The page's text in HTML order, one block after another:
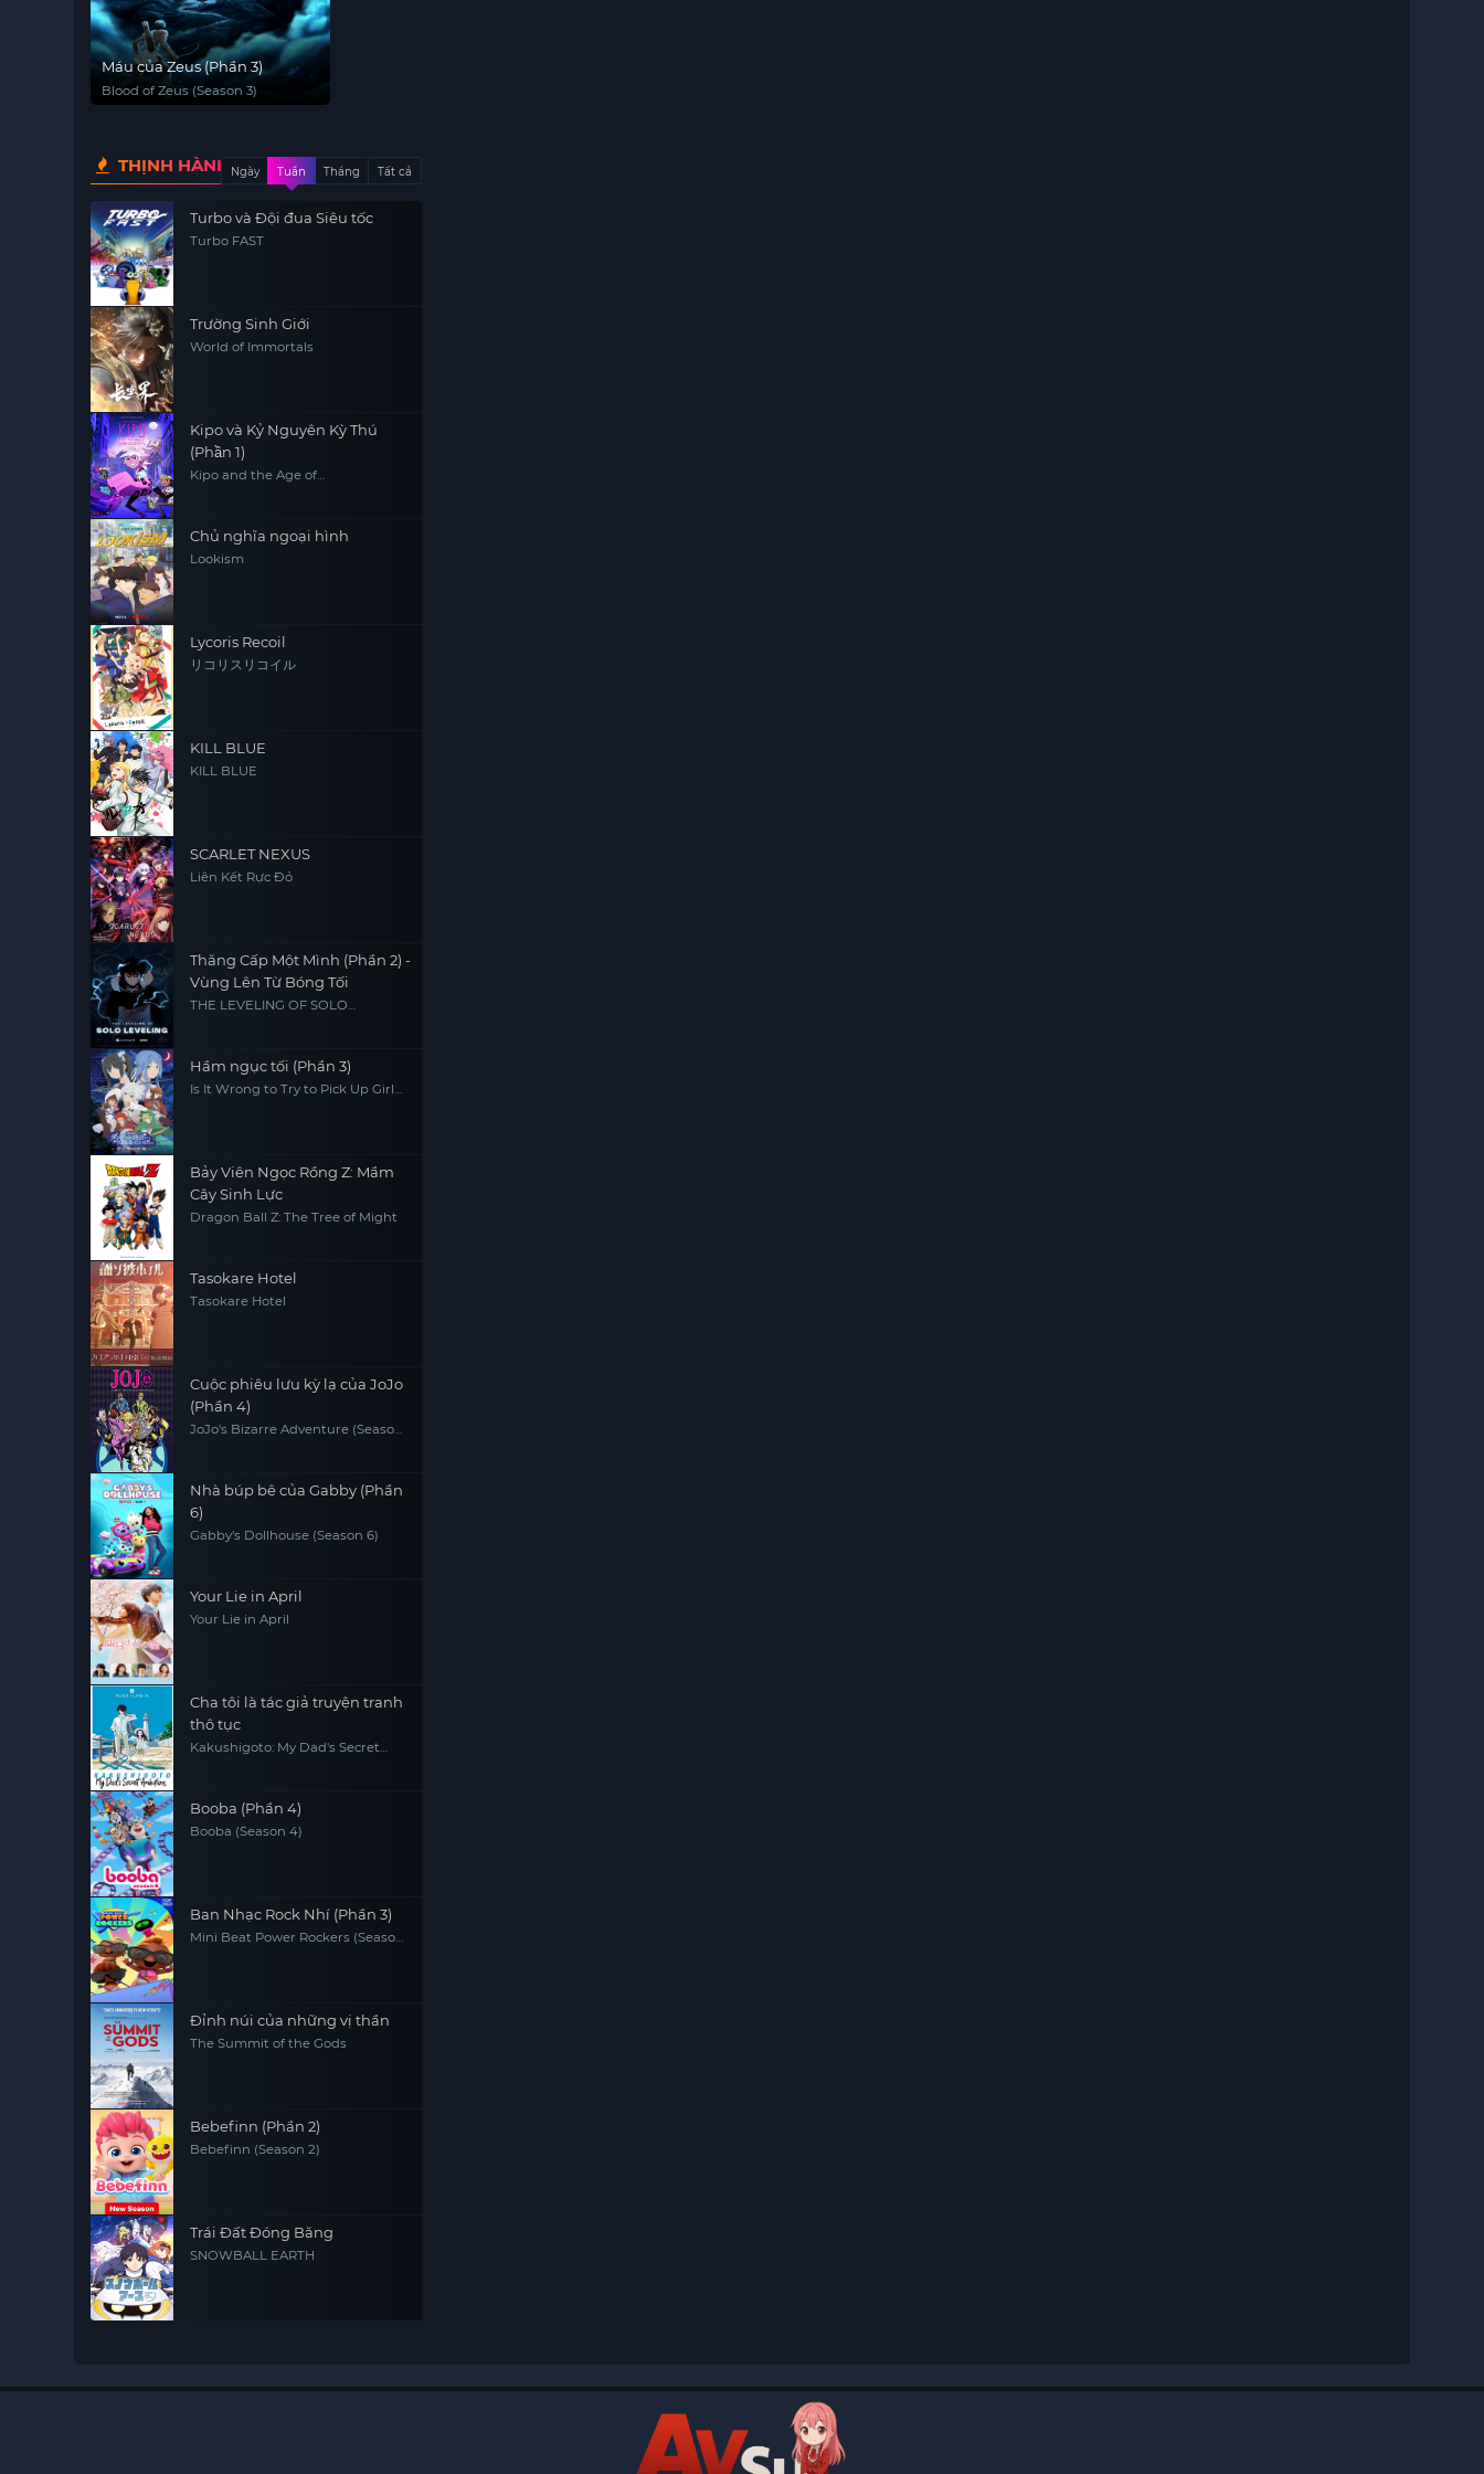
Máu của Zeus (Phần 3)
Blood of Zeus (Season 3)
THỊNH HÀNHNgày Tuần Tháng Tất cả
Turbo và Đội đua Siêu tốc
Turbo FAST
Trường Sinh Giới
World of Immortals
Kipo và Kỷ Nguyên Kỳ Thú
(Phần 1)
Kipo and the Age of
Chủ nghĩa ngoại hình
Lookism
Lycoris Recoil
リコリスリコイル
KILL BLUE
KILL BLUE
SCARLET NEXUS
Liên Kết Rực Đỏ
Thăng Cấp Một Mình (Phần 2) -
Vùng Lên Từ Bóng Tối
THE LEVELING OF SOLO
Hầm ngục tối (Phần 3)
Is It Wrong to Try to Pick Up Girls
Bảy Viên Ngọc Rồng Z: Mầm
Cây Sinh Lực
Dragon Ball Z: The Tree of Might
Tasokare Hotel
Tasokare Hotel
Cuộc phiêu lưu kỳ lạ của JoJo
(Phần 4)
JoJo's Bizarre Adventure (Season
Nhà búp bê của Gabby (Phần
6)
Gabby's Dollhouse (Season 6)
Your Lie in April
Your Lie in April
Cha tôi là tác giả truyện tranh
thô tục
Kakushigoto: My Dad's Secret
Booba (Phần 4)
Booba (Season 4)
Ban Nhạc Rock Nhí (Phần 3)
Mini Beat Power Rockers (Season
Đỉnh núi của những vị thần
The Summit of the Gods
Bebefinn (Phần 2)
Bebefinn (Season 2)
Trái Đất Đóng Băng
SNOWBALL EARTH